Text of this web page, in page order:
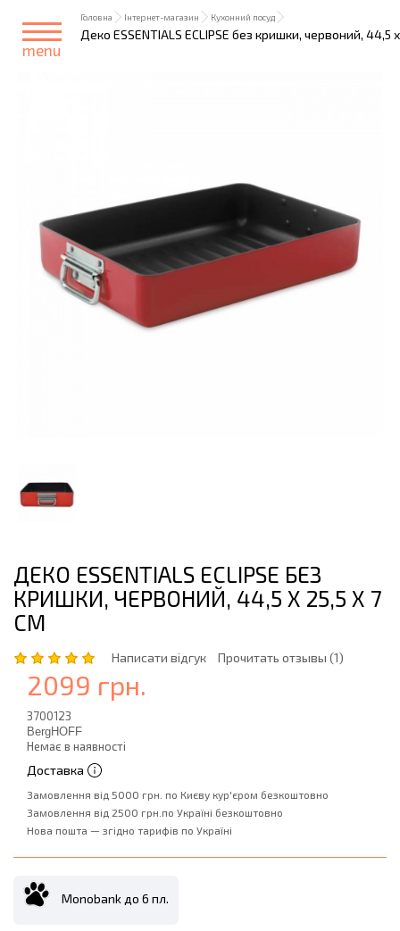
menu
Головна Інтернет-магазин Кухонний посуд
Деко ESSENTIALS ECLIPSE без кришки, червоний, 44,5
ДЕКО ESSENTIALS ECLIPSE БЕЗ
КРИШКИ, ЧЕРВОНИЙ, 44,5 Х 25,5 Х 7
СМ
Написати відгук Прочитать отзывы (1)
2099 грн.
3700123
BergHOFF
Немає в наявності
Доставка
Замовлення від 5000 грн. по Києву кур'єром безкоштовно
Замовлення від 2500 грн.по Україні безкоштовно
Нова пошта — згідно тарифів по Україні
Monobank до 6 пл.